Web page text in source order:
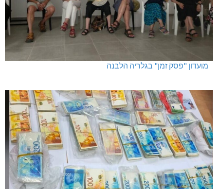
מועדון "פסק זמן" בגלריה הלבנה